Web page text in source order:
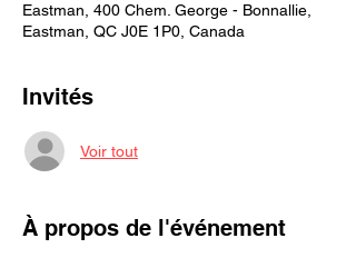
Eastman, 400 Chem. George - Bonnallie,
Eastman, QC J0E 1P0, Canada
Invités
Voir tout
À propos de l'événement